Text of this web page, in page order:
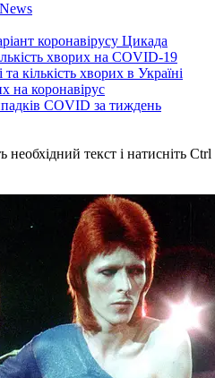
коронавірусу Цикада
хворих на COVID-19
кількість хворих в Україні
на коронавірус
COVID за тиждень
текст і натисніть